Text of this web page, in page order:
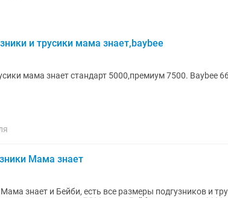
и трусики мама знает,baybee
мама знает стандарт 5000,премиум 7500. Baybee
Мама знает
знает и Бейби, есть все размеры подгузников и